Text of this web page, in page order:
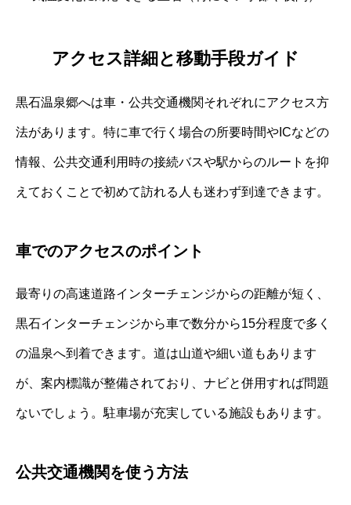
アクセス詳細と移動手段ガイド
黒石温泉郷へは車・公共交通機関それぞれにアクセス方
法があります。特に車で行く場合の所要時間やICなどの
情報、公共交通利用時の接続バスや駅からのルートを抑
えておくことで初めて訪れる人も迷わず到達できます。
車でのアクセスのポイント
最寄りの高速道路インターチェンジからの距離が短く、
黒石インターチェンジから車で数分から15分程度で多く
の温泉へ到着できます。道は山道や細い道もあります
が、案内標識が整備されており、ナビと併用すれば問題
ないでしょう。駐車場が充実している施設もあります。
公共交通機関を使う方法